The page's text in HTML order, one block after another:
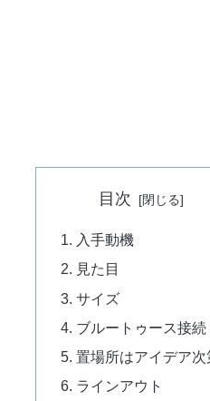
目次
入手動機
見た目
サイズ
ブルートゥース接続
置場所はアイデア次
ラインアウト